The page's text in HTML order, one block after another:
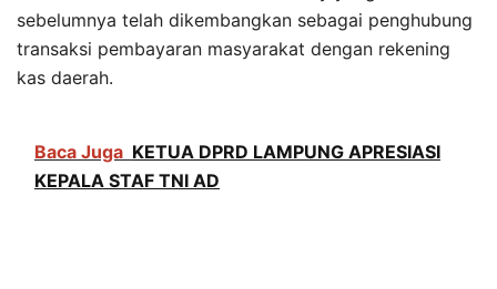
sebelumnya telah dikembangkan sebagai penghubung
transaksi pembayaran masyarakat dengan rekening
kas daerah.
Baca Juga KETUA DPRD LAMPUNG APRESIASI
KEPALA STAF TNI AD